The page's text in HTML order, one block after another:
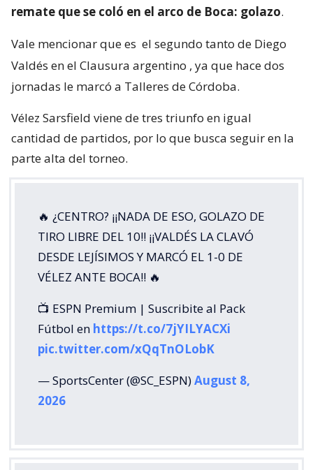
remate que se coló en el arco de Boca: golazo.
Vale mencionar que es el segundo tanto de Diego
Valdés en el Clausura argentino , ya que hace dos
jornadas le marcó a Talleres de Córdoba.
Vélez Sarsfield viene de tres triunfo en igual
cantidad de partidos, por lo que busca seguir en la
parte alta del torneo.
🔥 ¿CENTRO? ¡¡NADA DE ESO, GOLAZO DE
TIRO LIBRE DEL 10!! ¡¡VALDÉS LA CLAVÓ
DESDE LEJÍSIMOS Y MARCÓ EL 1-0 DE
VÉLEZ ANTE BOCA!! 🔥
📺 ESPN Premium | Suscribite al Pack
Fútbol en https://t.co/7jYILYACXi
pic.twitter.com/xQqTnOLobK
— SportsCenter (@SC_ESPN)August 8,
2026